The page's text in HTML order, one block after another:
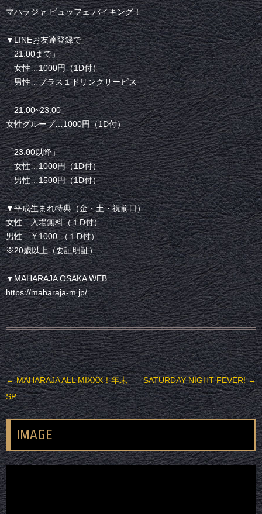
マハラジャ ビュッフェ バイキング！
▼LINEお友達登録で
「21:00まで」
女性…1000円（1D付）
男性…プラス１ドリンクサービス
「21:00~23:00」
女性グループ…1000円（1D付）
「23:00以降」
女性…1000円（1D付）
男性…1500円（1D付）
▼平成生まれ特典（金・土・祝前日）
女性 入場無料（１D付）
男性 ￥1000-（１D付）
※20歳以上（要証明証）
▼MAHARAJA OSAKA WEB
https://maharaja-m.jp/
投稿ナビゲーション
←MAHARAJA ALL MIXXX！年末
SP
SATURDAY NIGHT FEVER!→
IMAGE